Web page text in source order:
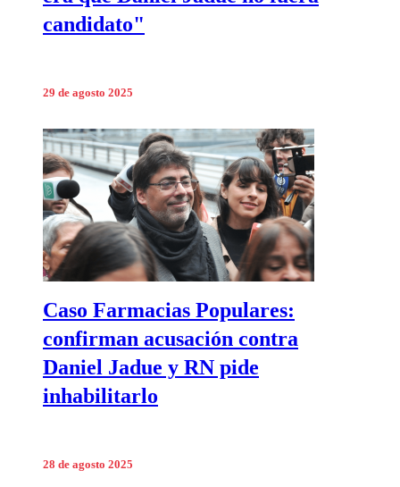
candidato"
29 de agosto 2025
Caso Farmacias Populares:
confirman acusación contra
Daniel Jadue y RN pide
inhabilitarlo
28 de agosto 2025